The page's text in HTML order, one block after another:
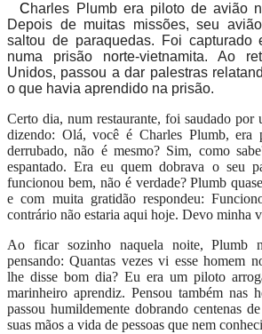
Charles Plumb era piloto de avião
Depois de muitas missões, seu
saltou de paraquedas. Foi capturado
numa prisão norte-vietnamita. Ao
Unidos, passou a dar palestras
o que havia aprendido na prisão.
Certo dia, num restaurante, foi saudado por
dizendo: Olá, você é Charles Plumb,
derrubado, não é mesmo? Sim, como
espantado. Era eu quem dobrava o seu
funcionou bem, não é verdade? Plumb
e com muita gratidão respondeu:
contrário não estaria aqui hoje. Devo minha
Ao ficar sozinho naquela noite, Plumb
pensando: Quantas vezes vi esse homem
lhe disse bom dia? Eu era um piloto
marinheiro aprendiz. Pensou também nas
passou humildemente dobrando centenas
suas mãos a vida de pessoas que nem